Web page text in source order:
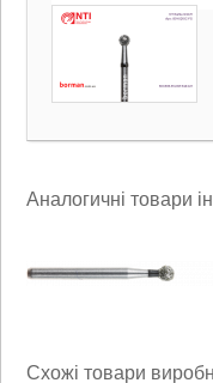
Аналогичні товари
Схожі товари